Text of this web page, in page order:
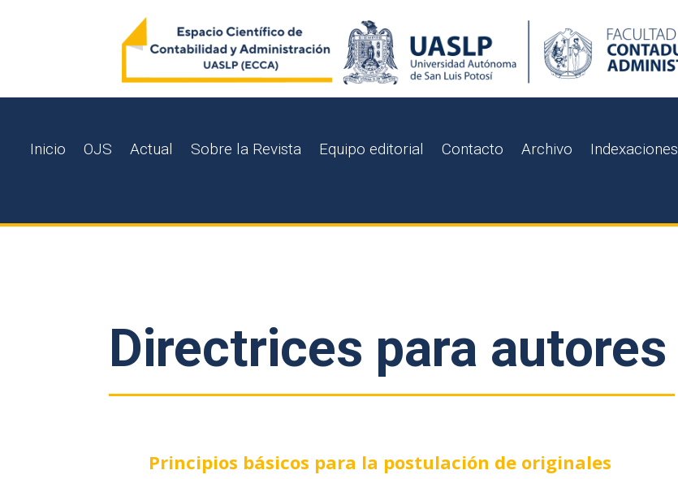
Inicio OJS Actual Sobre la Revista Equipo editorial Contacto Archivo Indexaciones
Directrices para autores
Principios básicos para la postulación de originales